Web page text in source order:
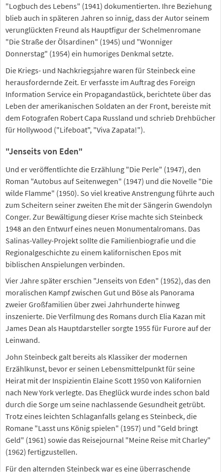
"Logbuch des Lebens" (1941) dokumentierten. Ihre Beziehung
blieb auch in späteren Jahren so innig, dass der Autor seinem
verunglückten Freund als Hauptfigur der Schelmenromane
"Die Straße der Ölsardinen" (1945) und "Wonniger
Donnerstag" (1954) ein humoriges Denkmal setzte.
Die Kriegs- und Nachkriegsjahre waren für Steinbeck eine
herausfordernde Zeit. Er verfasste im Auftrag des Foreign
Information Service ein Propagandastück, berichtete über das
Leben der amerikanischen Soldaten an der Front, bereiste mit
dem Fotografen Robert Capa Russland und schrieb Drehbücher
für Hollywood ("Lifeboat", "Viva Zapata!").
"Jenseits von Eden"
Und er veröffentlichte die Erzählung "Die Perle" (1947), den
Roman "Autobus auf Seitenwegen" (1947) und die Novelle "Die
wilde Flamme" (1950). So viel kreative Anstrengung führte auch
zum Scheitern seiner zweiten Ehe mit der Sängerin Gwendolyn
Conger. Zur Bewältigung dieser Krise machte sich Steinbeck
1948 an den Entwurf eines neuen Monumentalromans. Das
Salinas-Valley-Projekt sollte die Familienbiografie und die
Regionalgeschichte zu einem kalifornischen Epos mit
biblischen Anspielungen verbinden.
Vier Jahre später erschien "Jenseits von Eden" (1952), das den
moralischen Kampf zwischen Gut und Böse als Panorama
zweier Großfamilien über zwei Jahrhunderte hinweg
inszenierte. Die Verfilmung des Romans durch Elia Kazan mit
James Dean als Hauptdarsteller sorgte 1955 für Furore auf der
Leinwand.
John Steinbeck galt bereits als Klassiker der modernen
Erzählkunst, bevor er seinen Lebensmittelpunkt für seine
Heirat mit der Inspizientin Elaine Scott 1950 von Kalifornien
nach New York verlegte. Das Eheglück wurde indes schon bald
durch die Sorge um seine nachlassende Gesundheit getrübt.
Trotz eines leichten Schlaganfalls gelang es Steinbeck, die
Romane "Lasst uns König spielen" (1957) und "Geld bringt
Geld" (1961) sowie das Reisejournal "Meine Reise mit Charley"
(1962) fertigzustellen.
Für den alternden Steinbeck war es eine überraschende